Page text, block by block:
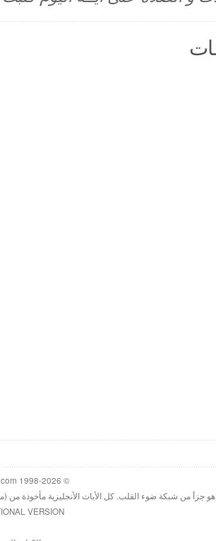
© 1998-2026 Heartlight, Inc. Verseoftheday.com
هو جزأ من شبكة ضوء القلب. كل الأيات الأنجليزية مأخوذة من
VERSION